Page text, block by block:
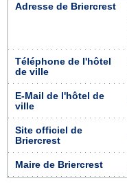
Adresse de Briercrest
Téléphone de l'hôtel
de ville
E-Mail de l'hôtel de
ville
Site officiel de
Briercrest
Maire de Briercrest